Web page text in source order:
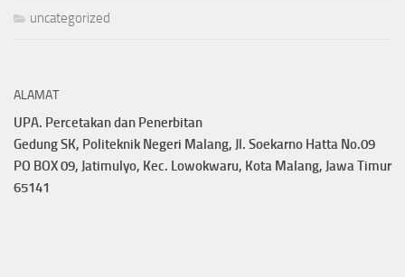
uncategorized
ALAMAT
UPA. Percetakan dan Penerbitan
Gedung SK, Politeknik Negeri Malang, Jl. Soekarno Hatta No.09
PO BOX 09, Jatimulyo, Kec. Lowokwaru, Kota Malang, Jawa Timur
65141